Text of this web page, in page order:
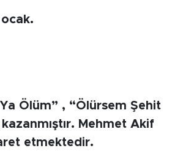
Ölüm” , “Ölürsem Şehit
Mehmet Akif
etmektedir.